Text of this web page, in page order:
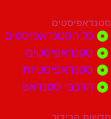
סטנדאפ